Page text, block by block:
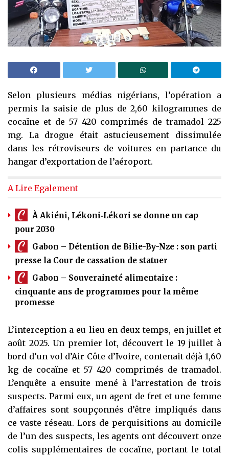
Selon plusieurs médias nigérians, l’opération a
permis la saisie de plus de 2,60 kilogrammes de
cocaïne et de 57 420 comprimés de tramadol 225
mg. La drogue était astucieusement dissimulée
dans les rétroviseurs de voitures en partance du
hangar d’exportation de l’aéroport.
A Lire Egalement
À Akiéni, Lékoni‑Lékori se donne un cap
pour 2030
Gabon – Détention de Bilie-By-Nze : son parti
presse la Cour de cassation de statuer
Gabon – Souveraineté alimentaire :
cinquante ans de programmes pour la même
promesse
L’interception a eu lieu en deux temps, en juillet et
août 2025. Un premier lot, découvert le 19 juillet à
bord d’un vol d’Air Côte d’Ivoire, contenait déjà 1,60
kg de cocaïne et 57 420 comprimés de tramadol.
L’enquête a ensuite mené à l’arrestation de trois
suspects. Parmi eux, un agent de fret et une femme
d’affaires sont soupçonnés d’être impliqués dans
ce vaste réseau. Lors de perquisitions au domicile
de l’un des suspects, les agents ont découvert onze
colis supplémentaires de cocaïne, portant le total